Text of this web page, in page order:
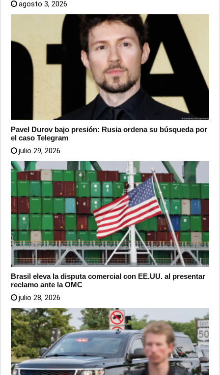
agosto 3, 2026
Pavel Durov bajo presión: Rusia ordena su búsqueda por
el caso Telegram
julio 29, 2026
Brasil eleva la disputa comercial con EE.UU. al presentar
reclamo ante la OMC
julio 28, 2026